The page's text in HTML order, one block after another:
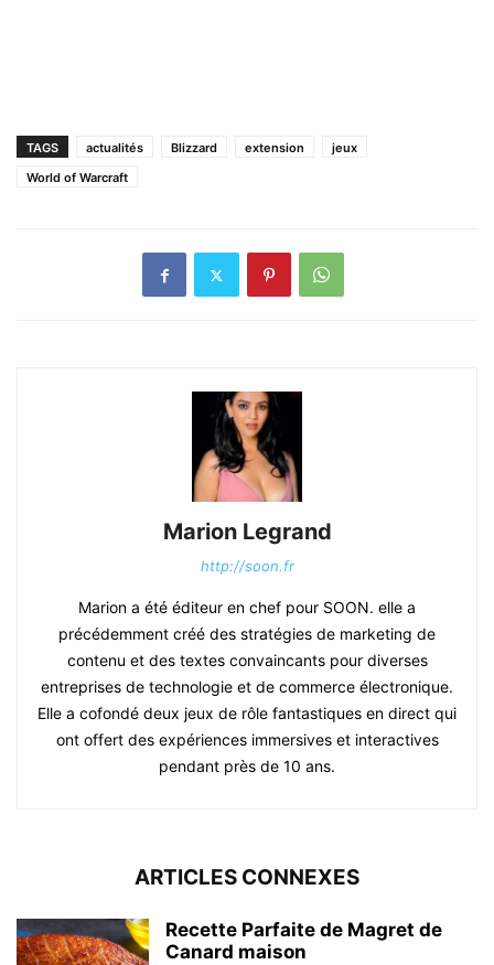
TAGS actualités Blizzard extension
jeux
World of Warcraft
Marion Legrand
http://soon.fr
Marion a été éditeur en chef pour SOON. elle a
précédemment créé des stratégies de marketing de
contenu et des textes convaincants pour diverses
entreprises de technologie et de commerce électronique.
Elle a cofondé deux jeux de rôle fantastiques en direct qui
ont offert des expériences immersives et interactives
pendant près de 10 ans.
ARTICLES CONNEXES
Recette Parfaite de Magret de
Canard maison